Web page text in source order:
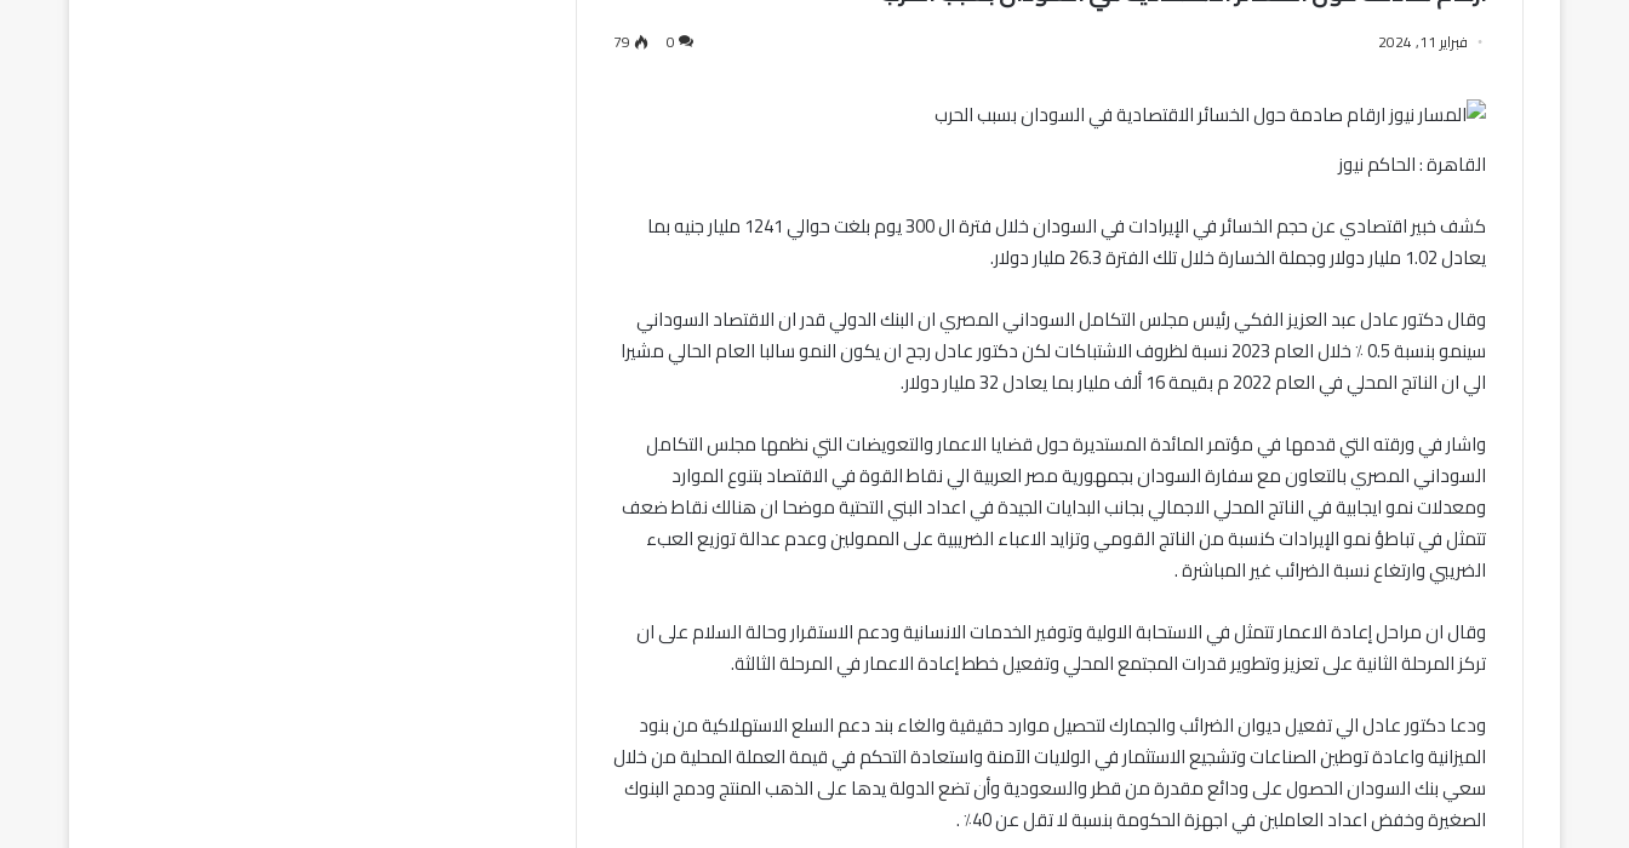
فبراير 11, 2024 0
79
القاهرة : الحاكم نيوز
كشف خبير اقتصادي عن حجم الخسائر في الإيرادات في السودان خلال فترة ال 300 يوم بلغت حوالي 1241 مليار جنيه بما
يعادل 1.02 مليار دولار وجملة الخسارة خلال تلك الفترة 26.3 مليار دولار.
وقال دكتور عادل عبد العزيز الفكي رئيس مجلس التكامل السوداني المصري ان البنك الدولي قدر ان الاقتصاد السوداني
سينمو بنسبة 0.5 ٪ خلال العام 2023 نسبة لظروف الاشتباكات لكن دكتور عادل رجح ان يكون النمو سالبا العام الحالي مشيرا
الي ان الناتج المحلي في العام 2022 م بقيمة 16 ألف مليار بما يعادل 32 مليار دولار.
واشار في ورقته التي قدمها في مؤتمر المائدة المستديرة حول قضايا الاعمار والتعويضات التي نظمها مجلس التكامل
السوداني المصري بالتعاون مع سفارة السودان بجمهورية مصر العربية الي نقاط القوة في الاقتصاد بتنوع الموارد
ومعدلات نمو ايجابية في الناتج المحلي الاجمالي بجانب البدايات الجيدة في اعداد البني التحتية موضحا ان هنالك نقاط ضعف
تتمثل في تباطؤ نمو الإيرادات كنسبة من الناتج القومي وتزايد الاعباء الضريبية على الممولين وعدم عدالة توزيع العبء
الضريبي وارتغاع نسبة الضرائب غير المباشرة .
وقال ان مراحل إعادة الاعمار تتمثل في الاستحابة الاولية وتوفير الخدمات الانسانية ودعم الاستقرار وحالة السلام على ان
تركز المرحلة الثانية على تعزيز وتطوير قدرات المجتمع المحلي وتفعيل خطط إعادة الاعمار في المرحلة الثالثة.
ودعا دكتور عادل الي تفعيل ديوان الضرائب والجمارك لتحصيل موارد حقيقية والغاء بند دعم السلع الاستهلاكية من بنود
الميزانية واعادة توطين الصناعات وتشجيع الاستثمار في الولايات الآمنة واستعادة التحكم في قيمة العملة المحلية من خلال
سعي بنك السودان الحصول على ودائع مقدرة من قطر والسعودية وأن تضع الدولة يدها على الذهب المنتج ودمج البنوك
الصغيرة وخفض اعداد العاملين في اجهزة الحكومة بنسبة لا تقل عن 40٪ .